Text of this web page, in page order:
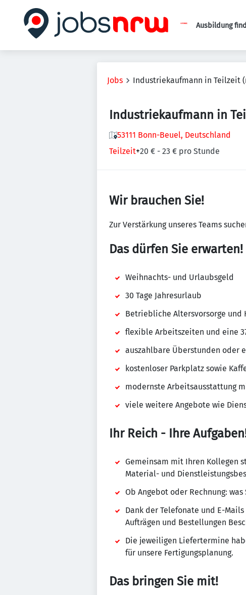
Ausbildung
Jobs Industriekaufmann in Teilzeit
Industriekaufmann in
53111 Bonn-Beuel, Deutschland
Teilzeit+20 € - 23 € pro Stunde
Wir brauchen Sie!
Zur Verstärkung unseres Teams
Das dürfen Sie erwarten!
Weihnachts- und Urlaubsgeld
30 Tage Jahresurlaub
Betriebliche Altersvorsorge und
flexible Arbeitszeiten und eine
auszahlbare Überstunden oder
kostenloser Parkplatz sowie
modernste Arbeitsausstattung
viele weitere Angebote wie
Ihr Reich - Ihre
Gemeinsam mit Ihren Kollegen
Material- und
Ob Angebot oder Rechnung:
Dank der Telefonate und E-
Aufträgen und Bestellungen
Die jeweiligen Liefertermine
für unsere Fertigungsplanung.
Das bringen Sie mit!